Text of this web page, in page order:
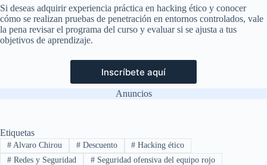
Si deseas adquirir experiencia práctica en hacking ético y conocer
cómo se realizan pruebas de penetración en entornos controlados, vale
la pena revisar el programa del curso y evaluar si se ajusta a tus
objetivos de aprendizaje.
Inscríbete aquí
Anuncios
Etiquetas
#Alvaro Chirou #Descuento # Hacking ético
#Redes y Seguridad #Seguridad ofensiva del equipo rojo